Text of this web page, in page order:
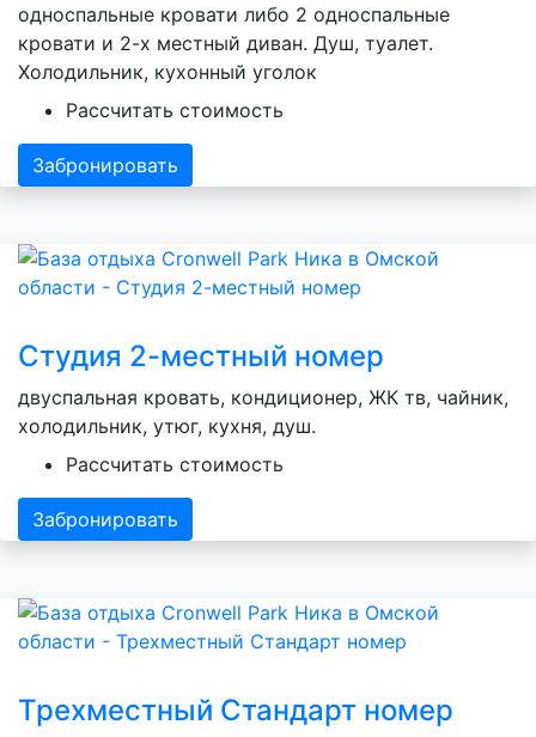
односпальные кровати либо 2 односпальные
кровати и 2-х местный диван. Душ, туалет.
Холодильник, кухонный уголок
Рассчитать стоимость
Забронировать
Студия 2-местный номер
двуспальная кровать, кондиционер, ЖК тв, чайник,
холодильник, утюг, кухня, душ.
Рассчитать стоимость
Забронировать
Трехместный Стандарт номер